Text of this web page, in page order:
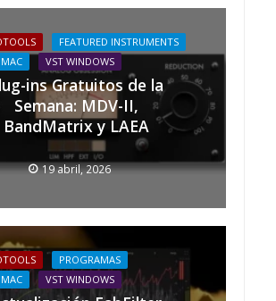
FEATURED INSTRUMENTS
VST WINDOWS
ins Gratuitos de la
Semana: MDV-II,
BandMatrix y LAEA
19 abril, 2026
PROGRAMAS
VST WINDOWS